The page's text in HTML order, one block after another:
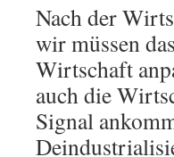
Nach der
wir müssen
Wirtschaft
auch die
Signal